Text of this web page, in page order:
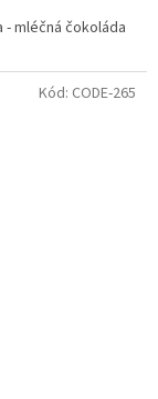
mléčná čokoláda
Kód: CODE-265